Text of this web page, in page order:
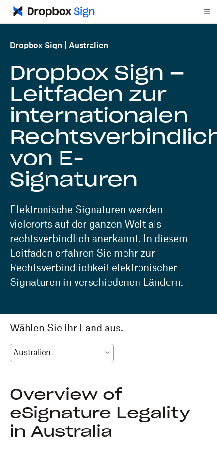
Dropbox Sign Australien
Dropbox Sign –
Leitfaden zur
internationalen
von E-
Signaturen
Elektronische Signaturen werden
vielerorts auf der ganzen Welt als
rechtsverbindlich anerkannt. In diesem
Leitfaden erfahren Sie mehr zur
Rechtsverbindlichkeit elektronischer
Signaturen in verschiedenen Ländern.
Wählen Sie Ihr Land aus.
Overview of
eSignature Legality
in Australia